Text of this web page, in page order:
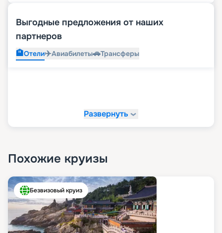
Выгодные предложения от наших
партнеров
🏨Отели✈️Авиабилеты🚗Трансферы
Развернуть
Похожие круизы
Безвизовый круиз